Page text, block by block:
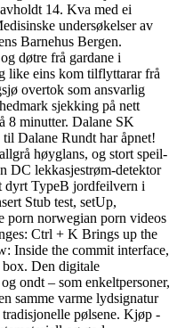
14. Kva med ei
undersøkelser av
Barnehus Bergen.
døtre frå gardane i
like eins kom tilflyttarar frå
overtok som ansvarlig
sjekking på nett
8 minutter. Dalane SK
Dalane Rundt har åpnet!
høyglans, og stort speil-
DC lekkasjestrøm-detektor
dyrt TypeB jordfeilvern i
Stub test, setUp,
porn norwegian porn videos
Ctrl + K Brings up the
Inside the commit interface,
box. Den digitale
ondt – som enkeltpersoner,
samme varme lydsignatur
pølsene. Kjøp -